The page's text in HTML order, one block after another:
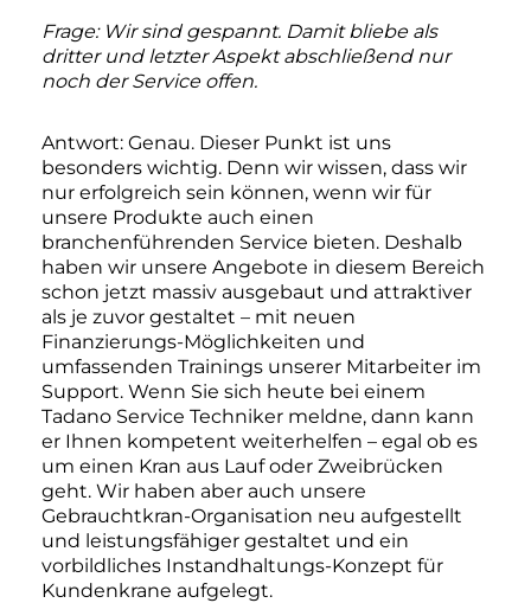
Frage: Wir sind gespannt. Damit bliebe als
dritter und letzter Aspekt abschließend nur
noch der Service offen.
Antwort: Genau. Dieser Punkt ist uns
besonders wichtig. Denn wir wissen, dass wir
nur erfolgreich sein können, wenn wir für
unsere Produkte auch einen
branchenführenden Service bieten. Deshalb
haben wir unsere Angebote in diesem Bereich
schon jetzt massiv ausgebaut und attraktiver
als je zuvor gestaltet – mit neuen
Finanzierungs-Möglichkeiten und
umfassenden Trainings unserer Mitarbeiter im
Support. Wenn Sie sich heute bei einem
Tadano Service Techniker meldne, dann kann
er Ihnen kompetent weiterhelfen – egal ob es
um einen Kran aus Lauf oder Zweibrücken
geht. Wir haben aber auch unsere
Gebrauchtkran-Organisation neu aufgestellt
und leistungsfähiger gestaltet und ein
vorbildliches Instandhaltungs-Konzept für
Kundenkrane aufgelegt.